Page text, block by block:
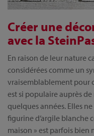
Créer une
avec la
En raison de leur nature
considérées comme un
vraisemblablement pour
est si populaire auprès
quelques années. Elles
figurine d‘argile blanche
maison » est parfois bien